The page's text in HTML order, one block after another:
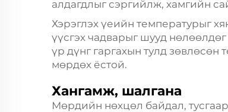
алдагдлыг сэргийлж, хамгийн
Хэрэглэх үеийн температурыг
үүсгэх чадварыг шууд
үр дүнг гаргахын тулд
мөрдөх ёстой.
Хангамж, шалгана
Мөрдийн нөхцөл байдал,